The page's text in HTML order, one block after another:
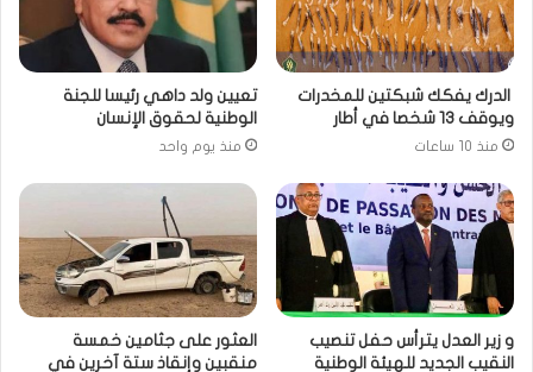
الدرك يفكك شبكتين للمخدرات
ويوقف 13 شخصا في أطار
منذ 10 ساعات
تعيين ولد داهي رئيسا للجنة
الوطنية لحقوق الإنسان
منذ يوم واحد
و زير العدل يترأس حفل تنصيب
النقيب الجديد للهيئة الوطنية
العثور على جثامين خمسة
منقبين وإنقاذ ستة آخرين في